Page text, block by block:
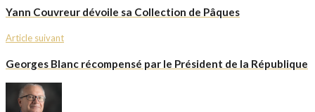
Yann Couvreur dévoile sa Collection de Pâques
Article suivant
Georges Blanc récompensé par le Président de la République